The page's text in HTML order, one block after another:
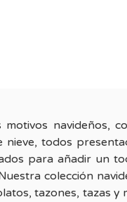
navideños,
todos
para añadir un
colección
tazones, tazas y